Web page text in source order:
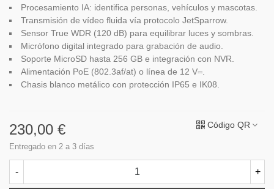
Procesamiento IA: identifica personas, vehículos y mascotas.
Transmisión de vídeo fluida vía protocolo JetSparrow.
Sensor True WDR (120 dB) para equilibrar luces y sombras.
Micrófono digital integrado para grabación de audio.
Soporte MicroSD hasta 256 GB e integración con NVR.
Alimentación PoE (802.3af/at) o línea de 12 V⎓.
Chasis blanco metálico con protección IP65 e IK08.
230,00 €
Entregado en 2 a 3 días
Código QR
- +